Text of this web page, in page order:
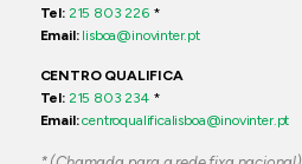
Tel: 215 803 226*
Email: lisboa@inovinter.pt
CENTRO QUALIFICA
Tel: 215 803 234*
Email:centroqualificalisboa@inovinter.pt